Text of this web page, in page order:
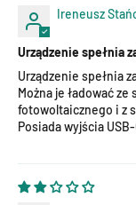
Ireneusz
Urządzenie spełnia
Urządzenie spełnia
Można je ładować
fotowoltaicznego i z
Posiada wyjścia